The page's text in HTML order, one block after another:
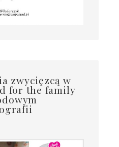
zwycięzcą w
for the family